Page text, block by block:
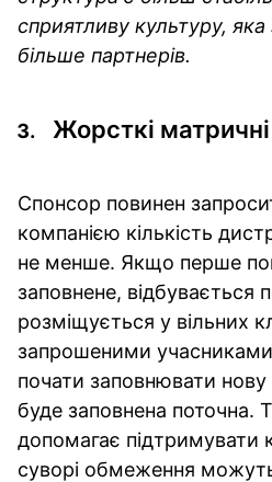
сприятливу культуру,
більше партнерів.
Жорсткі
Спонсор повинен
компанією кількість
не менше. Якщо перше
заповнене, відбувається
розміщується у вільних
запрошеними
почати заповнювати
буде заповнена поточна.
допомагає підтримувати
суворі обмеження